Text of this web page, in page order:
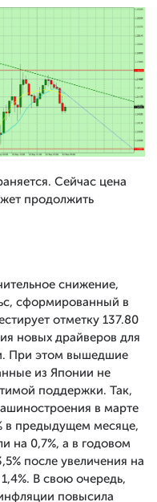
Сейчас цена
продолжить
снижение,
сформированный в
отметку 137.80
новых драйверов для
При этом вышедшие
из Японии не
поддержки. Так,
в марте
в предыдущем месяце,
на 0,7%, а в годовом
после увеличения на
В свою очередь,
повысила